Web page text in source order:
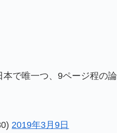
で唯一つ、9ページ程の論
2019年3月9日